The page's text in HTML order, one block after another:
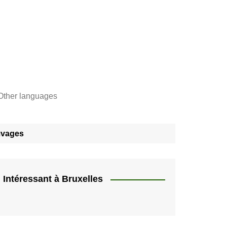
languages
Català
Español
Intéressant à Bruxelles